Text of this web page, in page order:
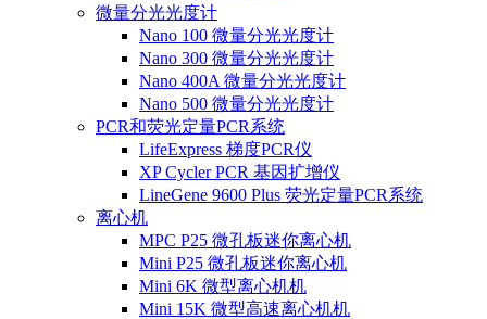
微量分光光度计
Nano 100 微量分光光度计
Nano 300 微量分光光度计
Nano 400A 微量分光光度计
Nano 500 微量分光光度计
PCR和荧光定量PCR系统
LifeExpress 梯度PCR仪
XP Cycler PCR 基因扩增仪
LineGene 9600 Plus 荧光定量PCR系统
离心机
MPC P25 微孔板迷你离心机
Mini P25 微孔板迷你离心机
Mini 6K 微型离心机机
Mini 15K 微型高速离心机机